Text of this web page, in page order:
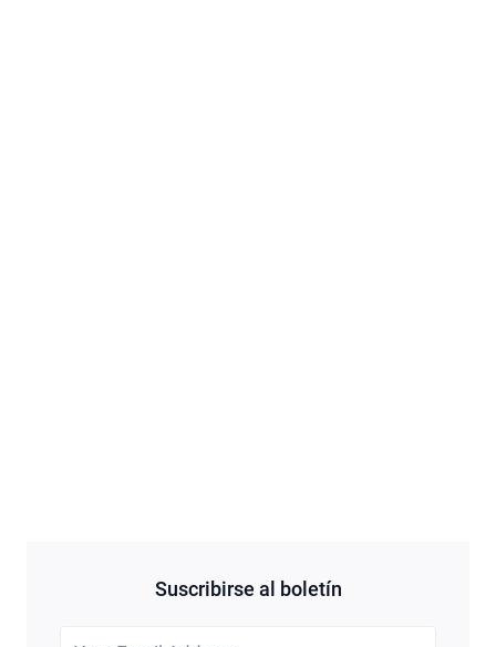
Suscribirse al boletín